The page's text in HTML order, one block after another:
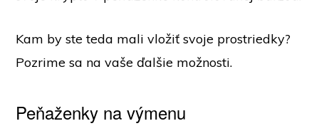
Kam by ste teda mali vložiť svoje prostriedky?
Pozrime sa na vaše ďalšie možnosti.
Peňaženky na výmenu